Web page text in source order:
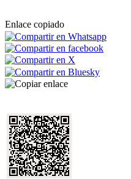
Enlace copiado